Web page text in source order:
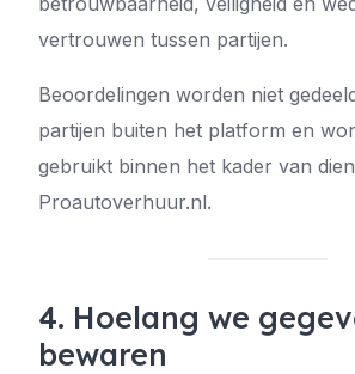
vertrouwen tussen partijen.
Beoordelingen worden niet
partijen buiten het platform en
gebruikt binnen het kader van
Proautoverhuur.nl.
4. Hoelang we
bewaren